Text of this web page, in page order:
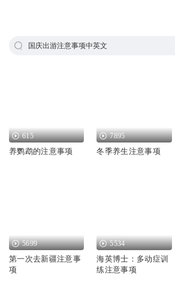
国庆出游注意事项中英文
615
养鹦鹉的注意事项
7895
冬季养生注意事项
5699
第一次去新疆注意事
项
5534
海英博士：多动症训
练注意事项